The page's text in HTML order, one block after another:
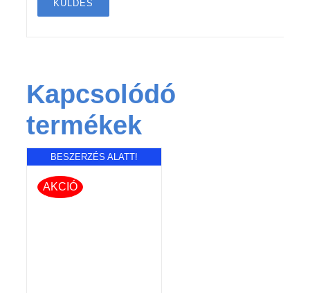
Kapcsolódó
termékek
BESZERZÉS ALATT!
AKCIÓ